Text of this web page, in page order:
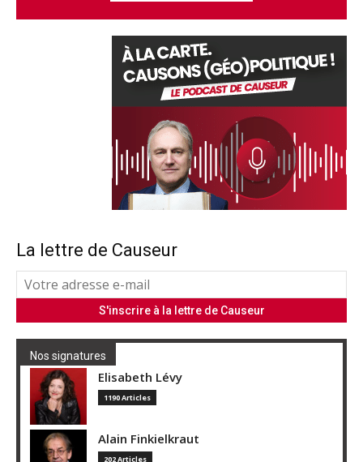
La lettre de Causeur
Nos signatures
Elisabeth Lévy
1190 Articles
Alain Finkielkraut
202 Articles